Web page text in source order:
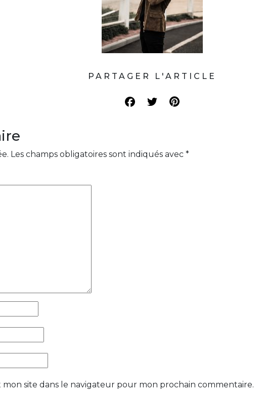
PARTAGER L'ARTICLE
Les champs obligatoires sont indiqués avec *
site dans le navigateur pour mon prochain commentaire.